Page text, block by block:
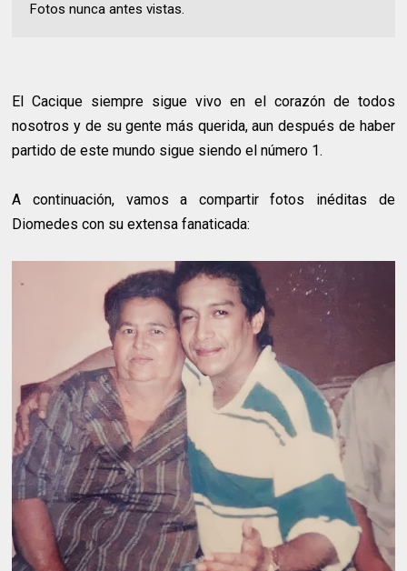
Fotos nunca antes vistas.
El Cacique siempre sigue vivo en el corazón de todos
nosotros y de su gente más querida, aun después de haber
partido de este mundo sigue siendo el número 1.
A continuación, vamos a compartir fotos inéditas de
Diomedes con su extensa fanaticada: